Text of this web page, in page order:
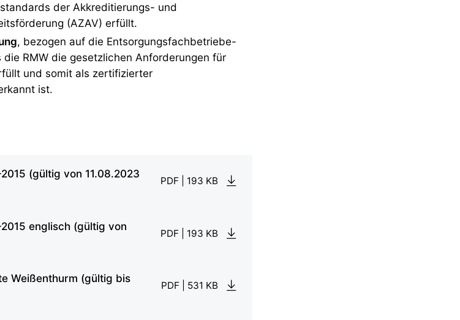
der Akkreditierungs- und
(AZAV) erfüllt.
, bezogen auf die Entsorgungsfachbetriebe-
RMW die gesetzlichen Anforderungen für
und somit als zertifizierter
ist.
(gültig von 11.08.2023
PDF | 193 KB
2015 englisch (gültig von
PDF | 193 KB
Weißenthurm (gültig bis
PDF | 531 KB